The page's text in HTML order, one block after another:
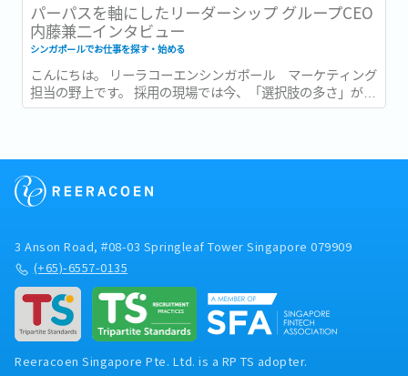
パーパスを軸にしたリーダーシップ グループCEO
内藤兼二インタビュー
シンガポールでお仕事を探す・始める
こんにちは。 リーラコーエンシンガポール マーケティング
担当の野上です。 採用の現場では今、「選択肢の多さ」が新
たな難しさとして語られるようになっています。...
3 Anson Road, #08-03 Springleaf Tower Singapore 079909
(+65)-6557-0135
Reeracoen Singapore Pte. Ltd. is a RP TS adopter.